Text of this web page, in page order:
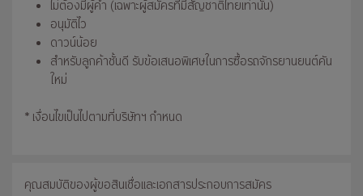
ไม่ต้องมีผู้ค้ำ (เฉพาะผู้สมัครที่มีสัญชาติไทยเท่านั้น)
อนุมัติไว
ดาวน์น้อย
สำหรับลูกค้าชั้นดี รับข้อเสนอพิเศษในการซื้อรถจักรยานยนต์คัน
ใหม่
* เงื่อนไขเป็นไปตามที่บริษัทฯ กำหนด
คุณสมบัติของผู้ขอสินเชื่อและเอกสารประกอบการสมัคร